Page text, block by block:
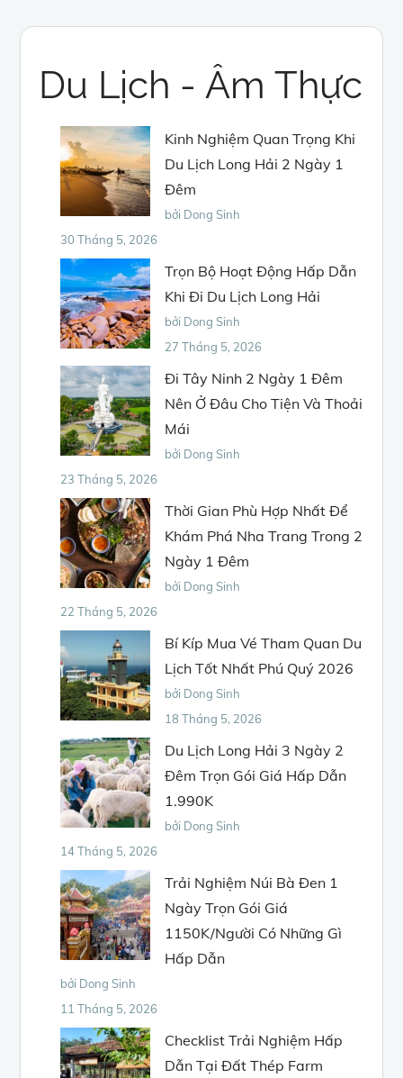
Du Lịch - Âm Thực
Kinh Nghiệm Quan Trọng Khi
Du Lịch Long Hải 2 Ngày 1
Đêm
bởi Dong Sinh
30 Tháng 5, 2026
Trọn Bộ Hoạt Động Hấp Dẫn
Khi Đi Du Lịch Long Hải
bởi Dong Sinh
27 Tháng 5, 2026
Đi Tây Ninh 2 Ngày 1 Đêm
Nên Ở Đâu Cho Tiện Và Thoải
Mái
bởi Dong Sinh
23 Tháng 5, 2026
Thời Gian Phù Hợp Nhất Để
Khám Phá Nha Trang Trong 2
Ngày 1 Đêm
bởi Dong Sinh
22 Tháng 5, 2026
Bí Kíp Mua Vé Tham Quan Du
Lịch Tốt Nhất Phú Quý 2026
bởi Dong Sinh
18 Tháng 5, 2026
Du Lịch Long Hải 3 Ngày 2
Đêm Trọn Gói Giá Hấp Dẫn
1.990K
bởi Dong Sinh
14 Tháng 5, 2026
Trải Nghiệm Núi Bà Đen 1
Ngày Trọn Gói Giá
1150K/Người Có Những Gì
Hấp Dẫn
bởi Dong Sinh
11 Tháng 5, 2026
Checklist Trải Nghiệm Hấp
Dẫn Tại Đất Thép Farm